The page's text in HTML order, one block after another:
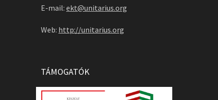
E-mail: ekt@unitarius.org
Web: http://unitarius.org
TÁMOGATÓK